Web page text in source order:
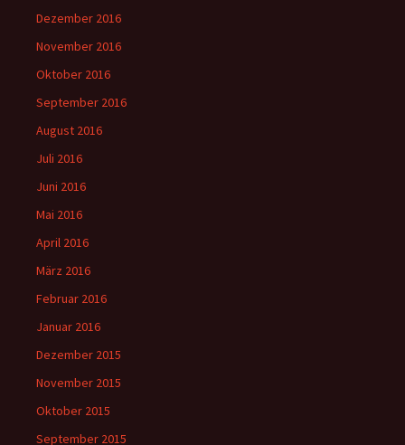
Dezember 2016
November 2016
Oktober 2016
September 2016
August 2016
Juli 2016
Juni 2016
Mai 2016
April 2016
März 2016
Februar 2016
Januar 2016
Dezember 2015
November 2015
Oktober 2015
September 2015